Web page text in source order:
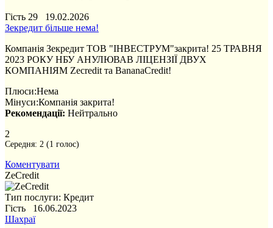
Гість 29 19.02.2026
Зекредит більше нема!
Компанія Зекредит ТОВ "ІНВЕСТРУМ"закрита! 25 ТРАВНЯ
2023 РОКУ НБУ АНУЛЮВАВ ЛІЦЕНЗІЇ ДВУХ
КОМПАНІЯМ Zecredit та BananaCredit!
Плюси:Нема
Мінуси:Компанія закрита!
Рекомендації: Нейтрально
2
Середня: 2 (1 голос)
Коментувати
ZeCredit
Тип послуги: Кредит
Гість 16.06.2023
Шахраї